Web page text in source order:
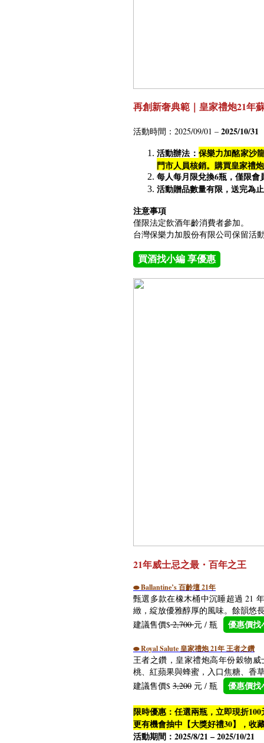
再創新奢典範｜皇家禮炮21年
活動時間：2025/09/01 – 2025/10/31
活動辦法： 保樂力加酩家沙
門市人員核銷。購買皇家禮
每人每月限兌換6瓶，僅限
活動贈品數量有限，送完為
注意事項
僅限法定飲酒年齡消費者參加。
台灣保樂力加股份有限公司保留活
買酒找小編 享優惠
21年威士忌之最・百年之王
⬬Ballantine’s 百齡壇 21年
甄選多款在橡木桶中沉睡超過 21
緻，綻放優雅醇厚的風味。餘韻悠
建議售價$2,700元 / 瓶 優惠價找
⬬Royal Salute 皇家禮炮 21年 王者之鑽
王者之鑽，皇家禮炮高年份穀物
桃、紅蘋果與蜂蜜，入口焦糖、香
建議售價$ 3,200 元 / 瓶 優惠價找
限時優惠：任選兩瓶，立即現折100
更有機會抽中【大獎好禮30】，收
活動期間：2025/8/21 – 2025/10/21